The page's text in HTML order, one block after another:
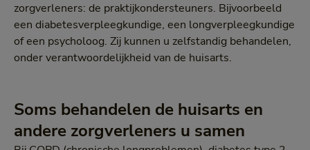
zorgverleners: de praktijkondersteuners. Bijvoorbeeld
een diabetesverpleegkundige, een longverpleegkundige
of een psycholoog. Zij kunnen u zelfstandig behandelen,
onder verantwoordelijkheid van de huisarts.
Soms behandelen de huisarts en
andere zorgverleners u samen